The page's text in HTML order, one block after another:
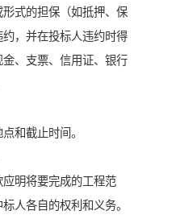
式的担保（如抵押、保
，并在投标人违约时得
、支票、信用证、银行
和截止时间。
明将要完成的工程范
人各自的权利和义务。